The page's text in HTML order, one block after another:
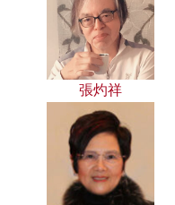
張灼祥